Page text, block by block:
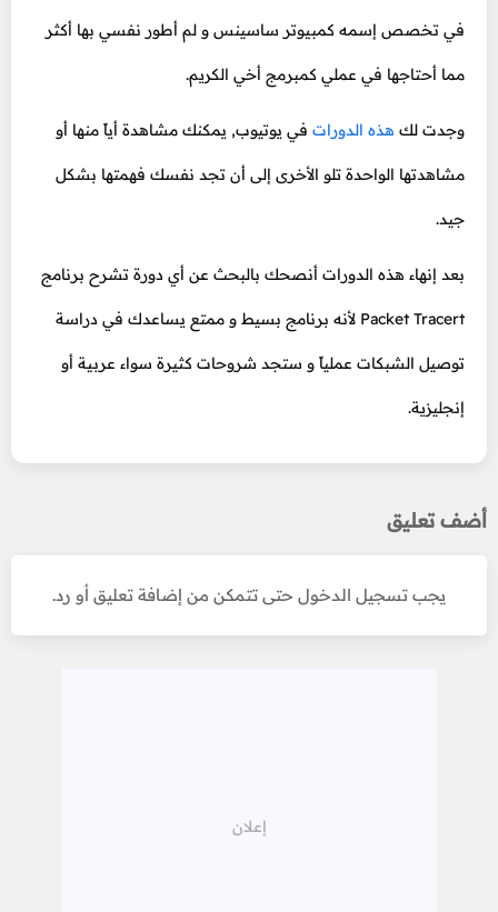
في تخصص إسمه كمبيوتر ساسينس و لم أطور نفسي بها أكثر
مما أحتاجها في عملي كمبرمج أخي الكريم.
وجدت لك هذه الدورات في يوتيوب, يمكنك مشاهدة أياً منها أو
مشاهدتها الواحدة تلو الأخرى إلى أن تجد نفسك فهمتها بشكل
جيد.
بعد إنهاء هذه الدورات أنصحك بالبحث عن أي دورة تشرح برنامج
Packet Tracert لأنه برنامج بسيط و ممتع يساعدك في دراسة
توصيل الشبكات عملياً و ستجد شروحات كثيرة سواء عربية أو
إنجليزية.
أضف تعليق
يجب تسجيل الدخول حتى تتمكن من إضافة تعليق أو رد.